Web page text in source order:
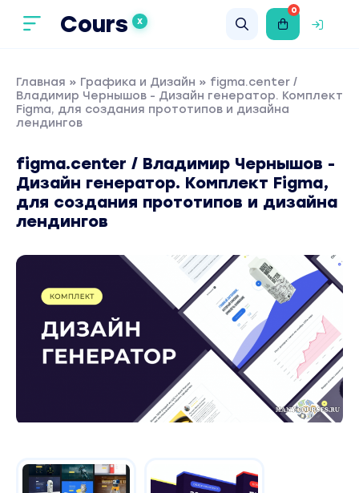
Cours X
0
Главная » Графика и Дизайн » figma.center /
Владимир Чернышов - Дизайн генератор. Комплект
Figma, для создания прототипов и дизайна
лендингов
figma.center / Владимир Чернышов -
Дизайн генератор. Комплект Figma,
для создания прототипов и дизайна
лендингов